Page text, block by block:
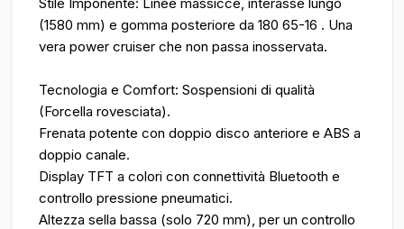
(1580 mm) e gomma posteriore da 180 65-16 . Una
vera power cruiser che non passa inosservata.
Tecnologia e Comfort: Sospensioni di qualità
(Forcella rovesciata).
Frenata potente con doppio disco anteriore e ABS a
doppio canale.
Display TFT a colori con connettività Bluetooth e
controllo pressione pneumatici.
Altezza sella bassa (solo 720 mm), per un controllo